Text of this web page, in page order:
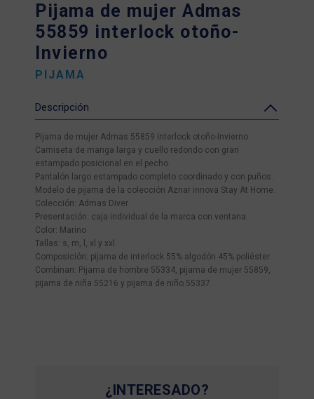
Pijama de mujer Admas
55859 interlock otoño-
Invierno
PIJAMA
Descripción
Pijama de mujer Admas 55859 interlock otoño-Invierno
Camiseta de manga larga y cuello redondo con gran
estampado posicional en el pecho.
Pantalón largo estampado completo coordinado y con puños.
Modelo de pijama de la colección Aznar innova Stay At Home.
Colección: Admas Diver
Presentación: caja individual de la marca con ventana.
Color: Marino
Tallas: s, m, l, xl y xxl
Composición: pijama de interlock 55% algodón 45% poliéster
Combinan: Pijama de hombre 55334, pijama de mujer 55859,
pijama de niña 55216 y pijama de niño 55337.
¿INTERESADO?